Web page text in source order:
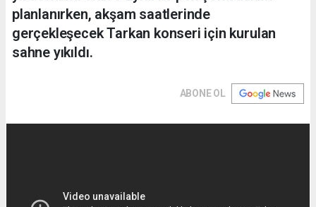
planlanırken, akşam saatlerinde
gerçekleşecek Tarkan konseri için kurulan
sahne yıkıldı.
ABONE OL